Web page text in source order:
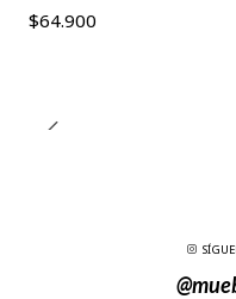
$64.900